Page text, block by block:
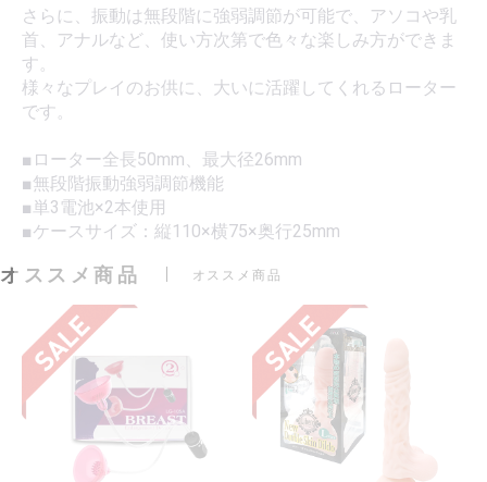
さらに、振動は無段階に強弱調節が可能で、アソコや乳
首、アナルなど、使い方次第で色々な楽しみ方ができま
す。
様々なプレイのお供に、大いに活躍してくれるローター
です。
■ローター全長50mm、最大径26mm
■無段階振動強弱調節機能
■単3電池×2本使用
■ケースサイズ：縦110×横75×奥行25mm
オススメ商品 オススメ商品